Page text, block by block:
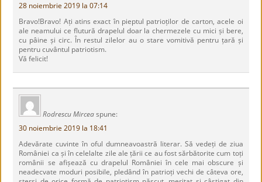
28 noiembrie 2019 la 07:14
Bravo!Bravo! Ați atins exact în pieptul patrioților de carton, acele oi
ale neamului ce flutură drapelul doar la chermezele cu mici și bere,
cu pâine și circ. În restul zilelor au o stare vomitivă pentru țară și
pentru cuvântul patriotism.
Vă felicit!
Rodrescu Mircea spune:
30 noiembrie 2019 la 18:41
Adevărate cuvinte în oful dumneavoastră literar. Să vedeți de ziua
României ca și în celelalte zile ale țării ce au fost sărbătorite cum toți
românii se afișează cu drapelul României în cele mai obscure și
neadecvate moduri posibile, pledând în patrioți vechi de câteva ore,